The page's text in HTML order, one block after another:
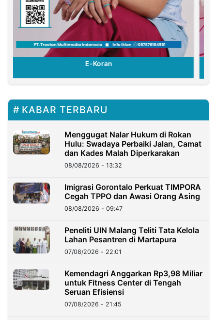
E-Koran
KABAR TERBARU
Menggugat Nalar Hukum di Rokan
Hulu: Swadaya Perbaiki Jalan, Camat
dan Kades Malah Diperkarakan
08/08/2026 - 13:32
Imigrasi Gorontalo Perkuat TIMPORA
Cegah TPPO dan Awasi Orang Asing
08/08/2026 - 09:47
Peneliti UIN Malang Teliti Tata Kelola
Lahan Pesantren di Martapura
07/08/2026 - 22:01
Kemendagri Anggarkan Rp3,98 Miliar
untuk Fitness Center di Tengah
Seruan Efisiensi
07/08/2026 - 21:45